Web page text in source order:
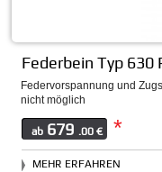
Federbein Typ 630
Federvorspannung und
nicht möglich
ab 679 .00 € *
MEHR ERFAHREN